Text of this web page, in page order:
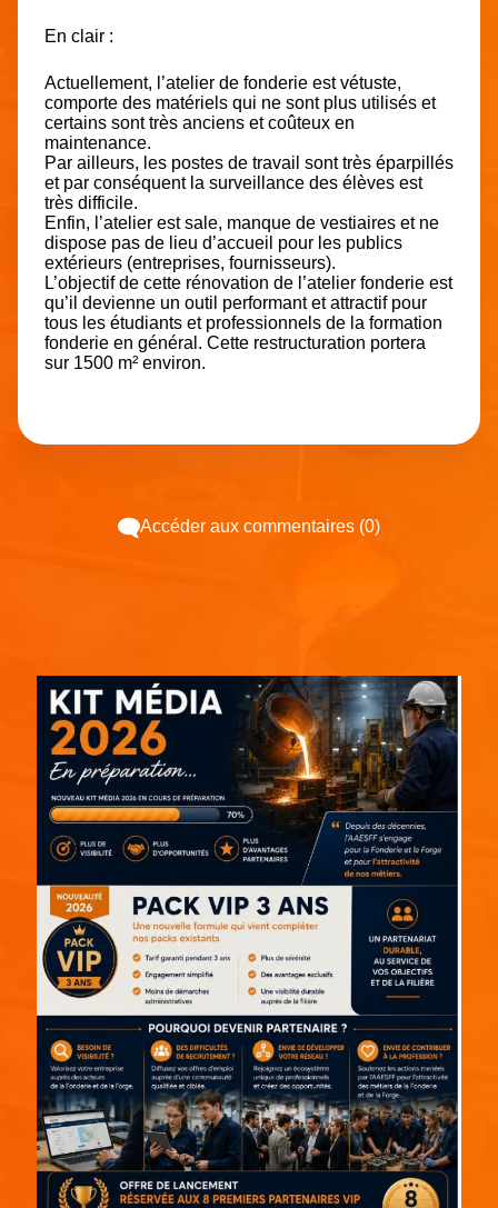
En clair :
Actuellement, l’atelier de fonderie est vétuste,
comporte des matériels qui ne sont plus utilisés et
certains sont très anciens et coûteux en
maintenance.
Par ailleurs, les postes de travail sont très éparpillés
et par conséquent la surveillance des élèves est
très difficile.
Enfin, l’atelier est sale, manque de vestiaires et ne
dispose pas de lieu d’accueil pour les publics
extérieurs (entreprises, fournisseurs).
L’objectif de cette rénovation de l’atelier fonderie est
qu’il devienne un outil performant et attractif pour
tous les étudiants et professionnels de la formation
fonderie en général. Cette restructuration portera
sur 1500 m² environ.
Accéder aux commentaires (0)